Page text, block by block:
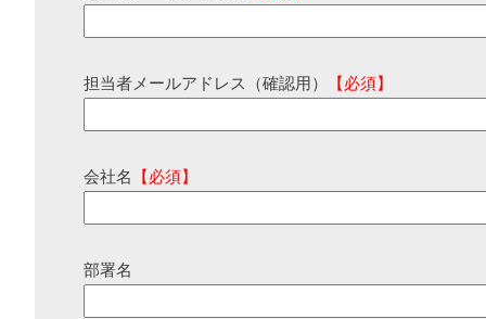
担当者メールアドレス（確認用） 【必須】
会社名 【必須】
部署名